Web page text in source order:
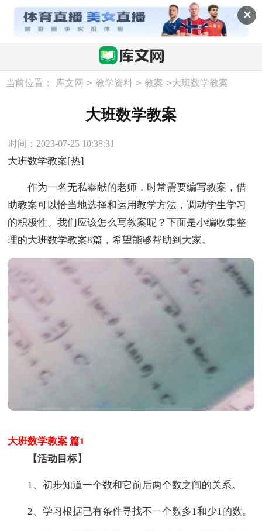
✕
当前位置： 库文网 > 教学资料 > 教案 >大班数学教案
大班数学教案
时间：2023-07-25 10:38:31
大班数学教案[热]
作为一名无私奉献的老师，时常需要编写教案，借
助教案可以恰当地选择和运用教学方法，调动学生学习
的积极性。我们应该怎么写教案呢？下面是小编收集整
理的大班数学教案8篇，希望能够帮助到大家。
大班数学教案 篇1
【活动目标】
1、初步知道一个数和它前后两个数之间的关系。
2、学习根据已有条件寻找不一个数多1和少1的数。